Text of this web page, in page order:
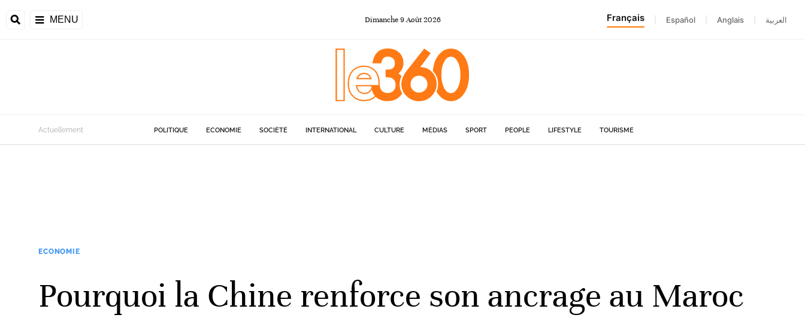
MENU Dimanche 9Août 2026 Français Español Anglais العربية
Actuellement POLITIQUE ECONOMIE SOCIÉTÉ INTERNATIONAL CULTURE MÉDIAS SPORT PEOPLE LIFESTYLE TOURISME
ECONOMIE
Pourquoi la Chine renforce son ancrage au Maroc